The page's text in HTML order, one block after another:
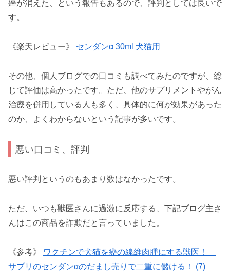
癌が消えた、という報告もあるので、評判としては良いで
す。
《楽天レビュー》 センダンα 30ml 犬猫用
その他、個人ブログでの口コミも調べてみたのですが、総
じて評価は高かったです。ただ、他のサプリメントやがん
治療を併用している人も多く、具体的に何が効果があった
のか、よくわからないという記事が多いです。
悪い口コミ、評判
悪い評判というのもあまり数はなかったです。
ただ、いつも獣医さんに過激に反応する、下記ブログ主さ
んはこの商品を詐欺だと言っていました。
《参考》
ワクチンで犬猫を癌の線維肉腫にする獣医！
サプリのセンダンαのだまし売りで二重に儲ける！ (7)